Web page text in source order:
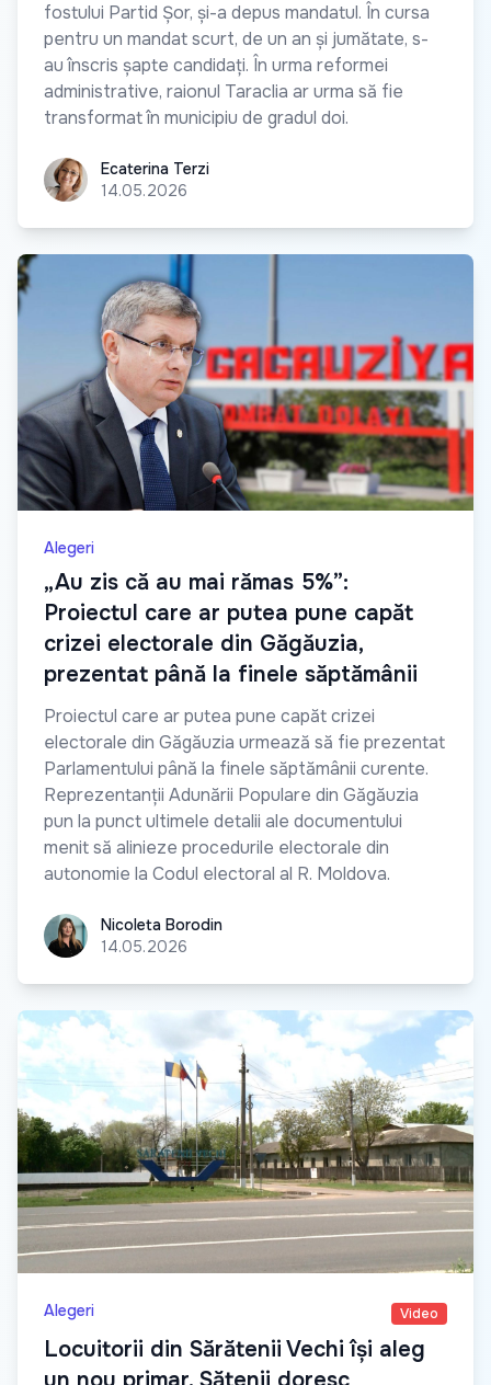
fostului Partid Șor, și-a depus mandatul. În cursa
pentru un mandat scurt, de un an și jumătate, s-
au înscris șapte candidați. În urma reformei
administrative, raionul Taraclia ar urma să fie
transformat în municipiu de gradul doi.
Ecaterina Terzi
Ecaterina Terzi
14.05.2026
Alegeri
„Au zis că au mai rămas 5%”:
Proiectul care ar putea pune capăt
crizei electorale din Găgăuzia,
prezentat până la finele săptămânii
Proiectul care ar putea pune capăt crizei
electorale din Găgăuzia urmează să fie prezentat
Parlamentului până la finele săptămânii curente.
Reprezentanții Adunării Populare din Găgăuzia
pun la punct ultimele detalii ale documentului
menit să alinieze procedurile electorale din
autonomie la Codul electoral al R. Moldova.
Nicoleta Borodin
Nicoleta Borodin
14.05.2026
Alegeri Video
Locuitorii din Sărătenii Vechi își aleg